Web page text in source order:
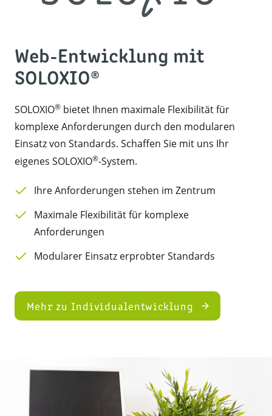
Web-Entwicklung mit
SOLOXIO®
SOLOXIO® bietet Ihnen maximale Flexibilität für
komplexe Anforderungen durch den modularen
Einsatz von Standards. Schaffen Sie mit uns Ihr
eigenes SOLOXIO®-System.
Ihre Anforderungen stehen im Zentrum
Maximale Flexibilität für komplexe
Anforderungen
Modularer Einsatz erprobter Standards
Mehr zu Individualentwicklung